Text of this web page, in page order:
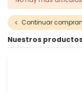
Continuar
Nuestros